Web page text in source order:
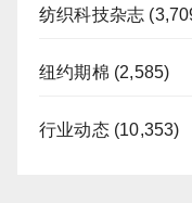
纺织科技杂志
纽约期棉 (2,585)
行业动态(10,353)